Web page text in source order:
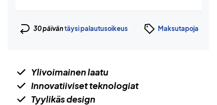
30 päiväntäysi palautusoikeus Maksutapoja
Ylivoimainen laatu
Innovatiiviset teknologiat
Tyylikäs design